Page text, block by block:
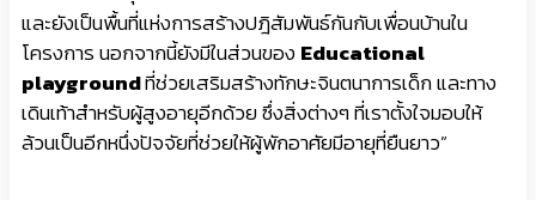
และยังเป็นพื้นที่แห่งการสร้างปฎิสัมพันธ์กันกับเพื่อนบ้านใน
โครงการ นอกจากนี้ยังมีในส่วนของ Educational
playgroundที่ช่วยเสริมสร้างทักษะจินตนาการเด็ก และทาง
เดินเท้าสำหรับผู้สูงอายุอีกด้วย ซึ่งสิ่งต่างๆ ที่เราตั้งใจมอบให้
ล้วนเป็นอีกหนึ่งปัจจัยที่ช่วยให้ผู้พักอาศัยมีอายุที่ยืนยาว”